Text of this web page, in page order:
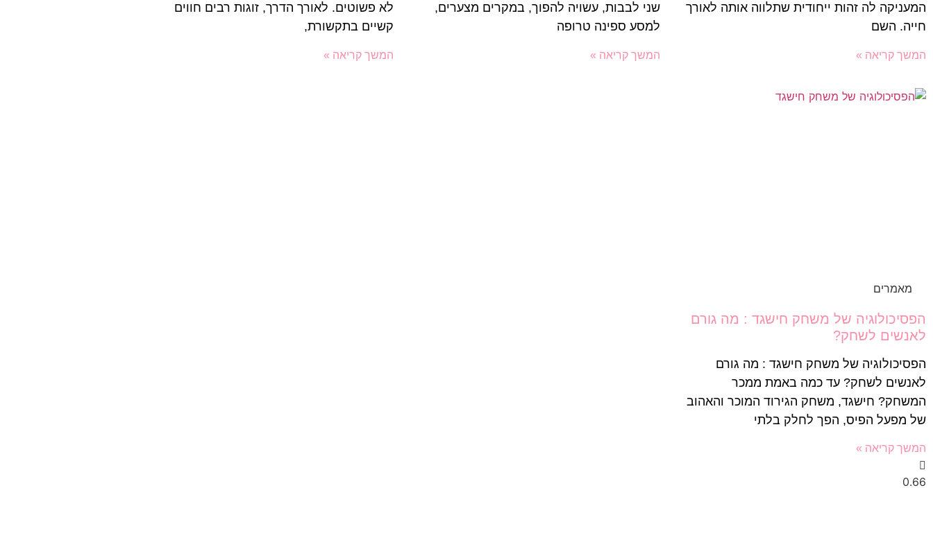
המעניקה לה זהות ייחודית שתלווה אותה לאורך
חייה. השם
המשך קריאה »
שני לבבות, עשויה להפוך, במקרים מצערים,
למסע ספינה טרופה
המשך קריאה »
לא פשוטים. לאורך הדרך, זוגות רבים חווים
קשיים בתקשורת,
המשך קריאה »
מאמרים
הפסיכולוגיה של משחק חישגד : מה גורם
לאנשים לשחק?
הפסיכולוגיה של משחק חישגד : מה גורם
לאנשים לשחק? עד כמה באמת ממכר
המשחק? חישגד, משחק הגירוד המוכר והאהוב
של מפעל הפיס, הפך לחלק בלתי
המשך קריאה »